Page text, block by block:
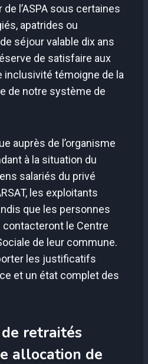
l’ASPA sous certaines
apatrides ou
séjour valable dix ans
de satisfaire aux
inclusivité témoigne de la
de notre système de
auprès de l’organisme
à la situation du
salariés du privé
les exploitants
que les personnes
contacteront le Centre
de leur commune.
les justificatifs
et un état complet des
retraités
allocation de